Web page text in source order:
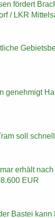
för­dert
/ LKR
ge­neh­migt
soll
er­hält
EUR
Bas­tei